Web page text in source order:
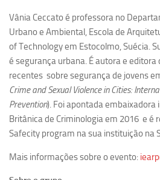
Evandro Eduardo
Fabiana Cristina Severi
Fernando de Lima
Geciane Silveira Porto
Maria Paula Costa
Professor Sênior
Professores Seniores
Institucional
Vânia Ceccato é professora no
Urbano e Ambiental, Escola de
of Technology em Estocolmo, Suécia.
é segurança urbana. É autora e
recentes sobre segurança de jovens
Crime and Sexual Violence in Cities:
Prevention). Foi apontada embaixadora
Britânica de Criminologia em 2016 e é
Safecity program na sua instituição na
Mais informações sobre o evento: